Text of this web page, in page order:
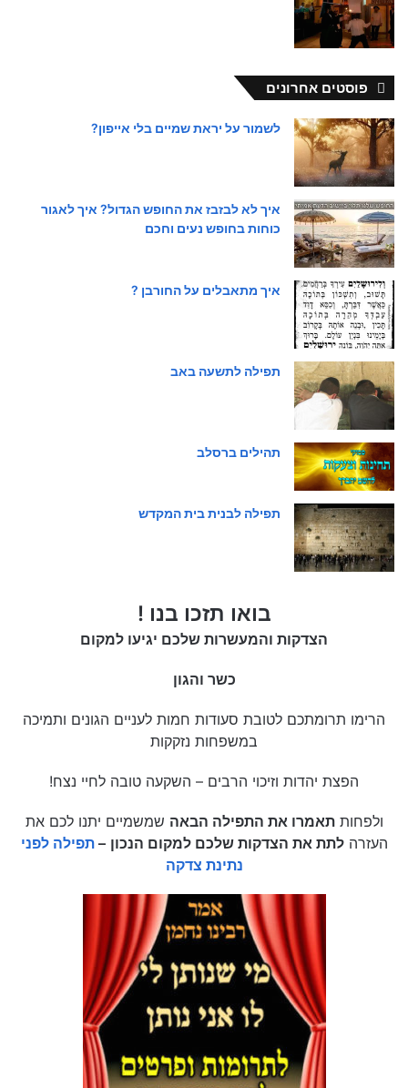
פוסטים אחרונים
לשמור על יראת שמיים בלי אייפון?
איך לא לבזבז את החופש הגדול? איך לאגור
כוחות בחופש נעים וחכם
איך מתאבלים על החורבן ?
תפילה לתשעה באב
תהילים ברסלב
תפילה לבנית בית המקדש
בואו תזכו בנו !
הצדקות והמעשרות שלכם יגיעו למקום
כשר והגון
הרימו תרומתכם לטובת סעודות חמות לעניים הגונים ותמיכה
במשפחות נזקקות
הפצת יהדות וזיכוי הרבים – השקעה טובה לחיי נצח!
ולפחותתאמרו את התפילה הבאה שמשמיים יתנו לכם את
העזרהלתת את הצדקות שלכם למקום הנכון –תפילה לפני
נתינת צדקה